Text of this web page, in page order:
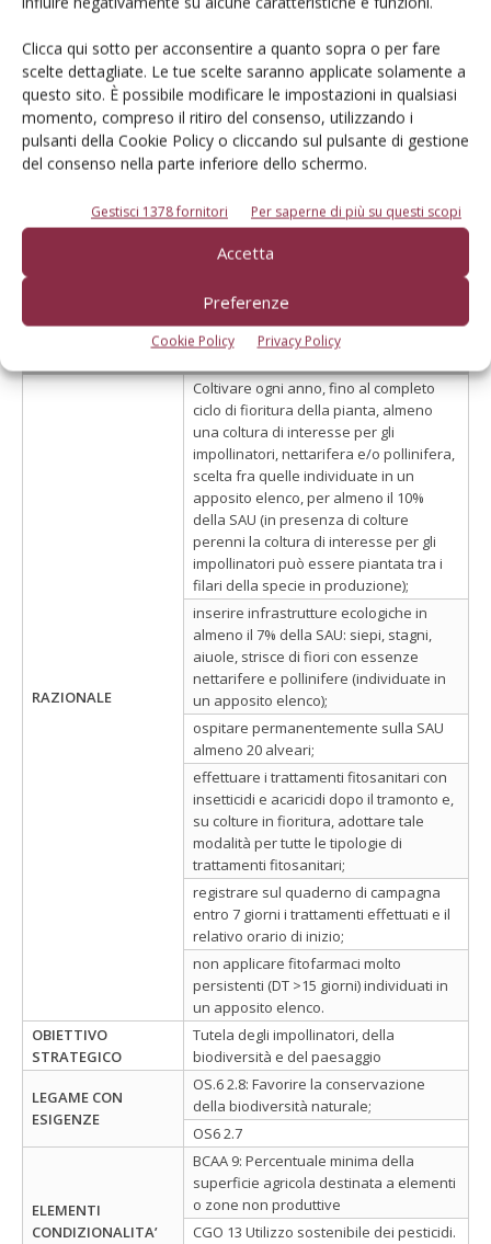
Clicca qui sotto per acconsentire a quanto sopra o per fare
scelte dettagliate. Le tue scelte saranno applicate solamente a
questo sito. È possibile modificare le impostazioni in qualsiasi
momento, compreso il ritiro del consenso, utilizzando i
pulsanti della Cookie Policy o cliccando sul pulsante di gestione
del consenso nella parte inferiore dello schermo.
Gestisci 1378 fornitori Per saperne di più su questi scopi
Accetta
Preferenze
Cookie Policy Privacy Policy
effettuare i trattamenti fitosanitari con insetticidi e acaricidi
dopo il tramonto e, su colture in fioritura, adottare tale
modalità per tutte le tipologie di trattamenti fitosanitari,
registrare sul quaderno di campagna entro 7 giorni i
trattamenti effettuati e il relativo orario di inizio, non
applicare fitofarmaci molto persistenti (DT >15 giorni)
individuati in un apposito elenco (vedi eco-schema
Tavolo tecnico dell'Intesa Apicoltura/Agricoltura, sulla base di
RAZIONALE
Coltivare ogni anno, fino al completo
ciclo di fioritura della pianta, almeno
una coltura di interesse per gli
impollinatori, nettarifera e/o pollinifera,
scelta fra quelle individuate in un
apposito elenco, per almeno il 10%
della SAU (in presenza di colture
perenni la coltura di interesse per gli
impollinatori può essere piantata tra i
filari della specie in produzione);
inserire infrastrutture ecologiche in
almeno il 7% della SAU: siepi, stagni,
aiuole, strisce di fiori con essenze
nettarifere e pollinifere (individuate in
un apposito elenco);
ospitare permanentemente sulla SAU
almeno 20 alveari;
effettuare i trattamenti fitosanitari con
insetticidi e acaricidi dopo il tramonto e,
su colture in fioritura, adottare tale
modalità per tutte le tipologie di
trattamenti fitosanitari;
registrare sul quaderno di campagna
entro 7 giorni i trattamenti effettuati e il
relativo orario di inizio;
non applicare fitofarmaci molto
persistenti (DT >15 giorni) individuati in
un apposito elenco.
OBIETTIVO
STRATEGICO
Tutela degli impollinatori, della
biodiversità e del paesaggio
LEGAME CON
ESIGENZE
OS.6 2.8: Favorire la conservazione
della biodiversità naturale;
OS6 2.7
ELEMENTI
CONDIZIONALITA’
BCAA 9: Percentuale minima della
superficie agricola destinata a elementi
o zone non produttive
CGO 13 Utilizzo sostenibile dei pesticidi.